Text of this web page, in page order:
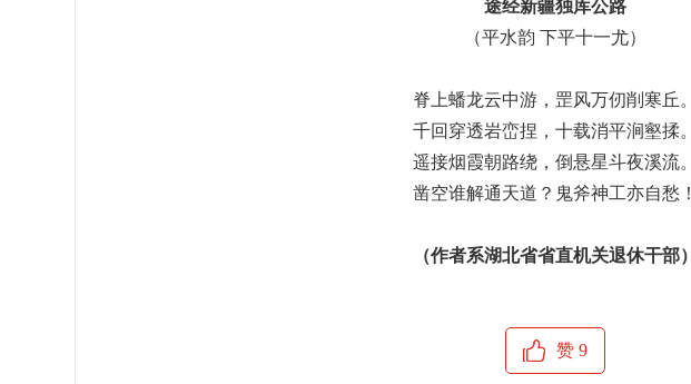
途经新疆独库公路
（平水韵 下平十一尤）
脊上蟠龙云中游，罡风万仞削寒丘。
千回穿透岩峦捏，十载消平涧壑揉。
遥接烟霞朝路绕，倒悬星斗夜溪流。
凿空谁解通天道？鬼斧神工亦自愁！
（作者系湖北省省直机关退休干部）
赞9